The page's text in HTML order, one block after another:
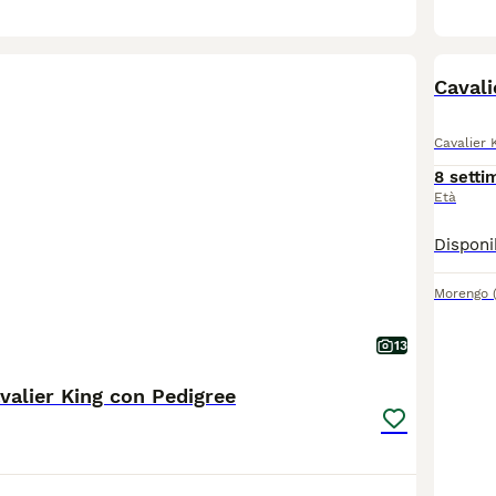
13
King con Pedigree
Cavalier
8
Età
Morengo